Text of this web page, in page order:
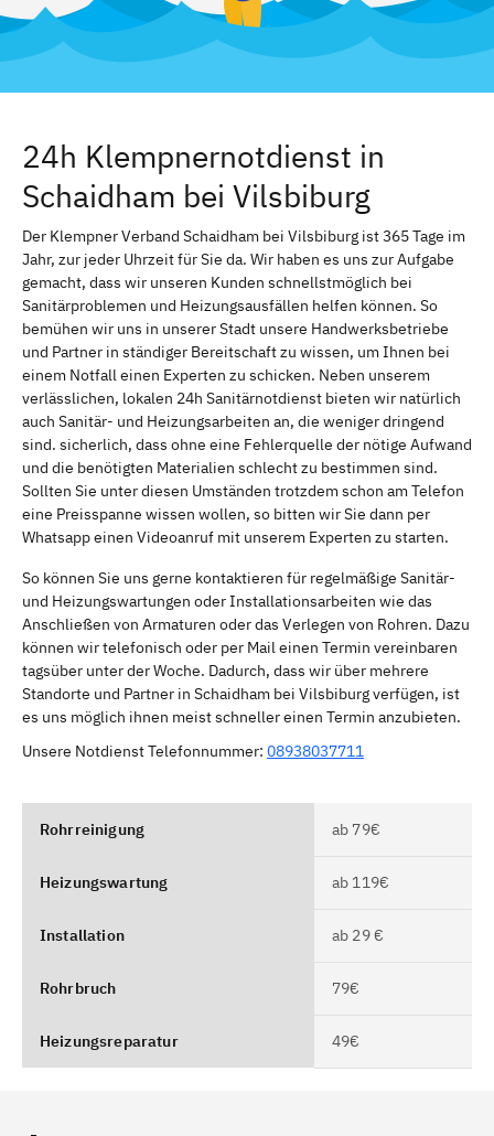
24h Klempnernotdienst in
Schaidham bei Vilsbiburg
Der Klempner Verband Schaidham bei Vilsbiburg ist 365 Tage im
Jahr, zur jeder Uhrzeit für Sie da. Wir haben es uns zur Aufgabe
gemacht, dass wir unseren Kunden schnellstmöglich bei
Sanitärproblemen und Heizungsausfällen helfen können. So
bemühen wir uns in unserer Stadt unsere Handwerksbetriebe
und Partner in ständiger Bereitschaft zu wissen, um Ihnen bei
einem Notfall einen Experten zu schicken. Neben unserem
verlässlichen, lokalen 24h Sanitärnotdienst bieten wir natürlich
auch Sanitär- und Heizungsarbeiten an, die weniger dringend
sind. sicherlich, dass ohne eine Fehlerquelle der nötige Aufwand
und die benötigten Materialien schlecht zu bestimmen sind.
Sollten Sie unter diesen Umständen trotzdem schon am Telefon
eine Preisspanne wissen wollen, so bitten wir Sie dann per
Whatsapp einen Videoanruf mit unserem Experten zu starten.
So können Sie uns gerne kontaktieren für regelmäßige Sanitär-
und Heizungswartungen oder Installationsarbeiten wie das
Anschließen von Armaturen oder das Verlegen von Rohren. Dazu
können wir telefonisch oder per Mail einen Termin vereinbaren
tagsüber unter der Woche. Dadurch, dass wir über mehrere
Standorte und Partner in Schaidham bei Vilsbiburg verfügen, ist
es uns möglich ihnen meist schneller einen Termin anzubieten.
Unsere Notdienst Telefonnummer: 08938037711
Rohrreinigung ab 79€
Heizungswartung ab 119€
Installation ab 29 €
Rohrbruch 79€
Heizungsreparatur 49€